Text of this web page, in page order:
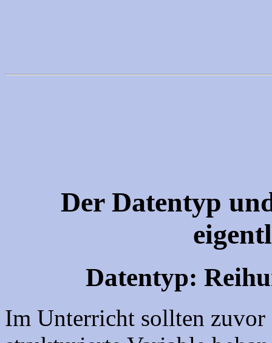
Der Datentyp
Datentyp:
Im Unterricht sollten zuvor